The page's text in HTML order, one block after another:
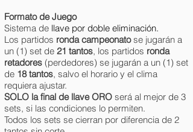
Formato de Juego
Sistema de llave por doble eliminación.
Los partidos ronda campeonatose jugarán a
un (1) set de 21 tantos, los partidos ronda
retadores (perdedores) se jugarán a un (1) set
de 18 tantos, salvo el horario y el clima
requiera ajustar.
SOLO la final de llave ORO será al mejor de 3
sets, si las condiciones lo permiten.
Todos los sets se cierran por diferencia de 2